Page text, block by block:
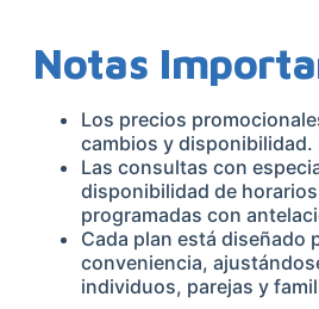
Notas
Los precios
cambios y disponibilidad.
Las consultas con
disponibilidad de
programadas con
Cada plan está diseñado
conveniencia,
individuos, parejas y